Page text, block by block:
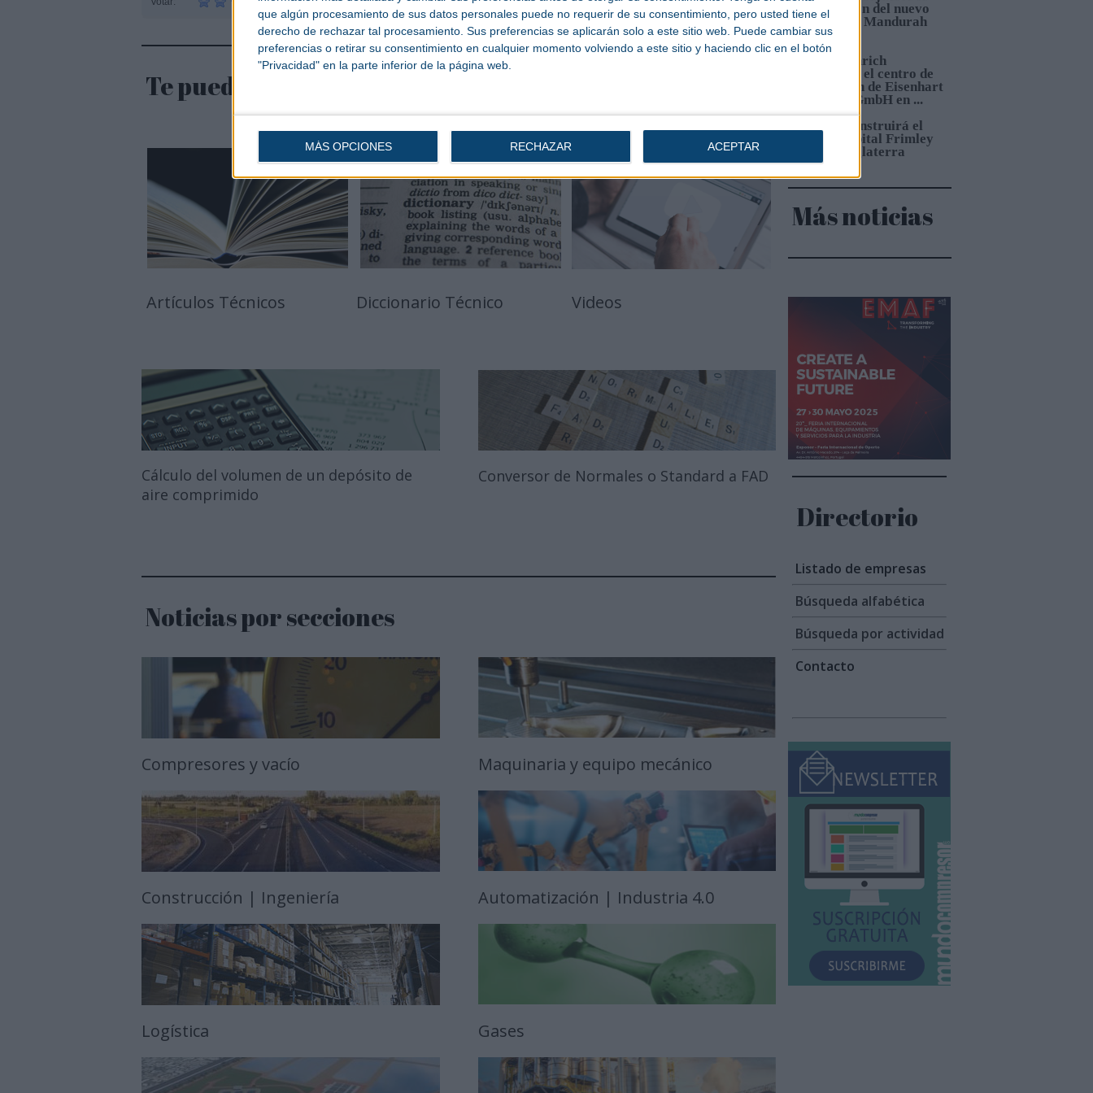
que algún procesamiento de sus datos personales puede no requerir de su consentimiento, pero usted tiene el
derecho de rechazar tal procesamiento. Sus preferencias se aplicarán solo a este sitio web. Puede cambiar sus
preferencias o retirar su consentimiento en cualquier momento volviendo a este sitio y haciendo clic en el botón
"Privacidad" en la parte inferior de la página web.
MÁS OPCIONES RECHAZAR ACEPTAR
Te puede interesar
Artículos Técnicos Diccionario Técnico Videos
Cálculo del volumen de un depósito de
aire comprimido
Conversor de Normales o Standard a FAD
Noticias por secciones
Compresores y vacío Maquinaria y equipo mecánico
Construcción | Ingeniería Automatización | Industria 4.0
Logística Gases
construcción del nuevo
Hospital de Mandurah
(Australia)
Jungheinrich
automatiza el centro de
distribución de Eisenhart
Laeppché GmbH en ...
Sacyr construirá el
nuevo Hospital Frimley
Park en Inglaterra
Más noticias
Directorio
Listado de empresas
Búsqueda alfabética
Búsqueda por actividad
Contacto